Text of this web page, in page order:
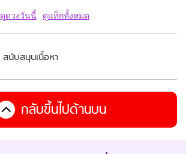
ดูดวงวันนี้ ดูแท็กทั้งหมด
สนับสนุนเนื้อหา
กลับขึ้นไปด้านบน